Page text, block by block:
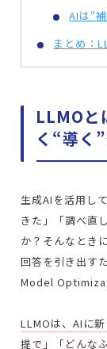
AIは“
まとめ：
LLMOと
く“導く
生成AIを活用し
きた」「調べ直
か？そんなとき
回答を引き出す
Model
LLMOは、AIに
提で」「どんな